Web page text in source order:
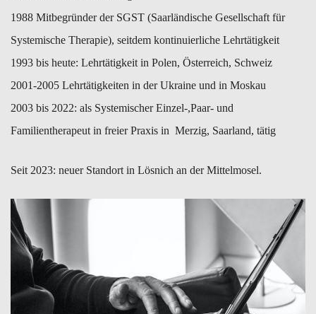
1988 Mitbegründer der SGST (Saarländische Gesellschaft für
Systemische Therapie), seitdem kontinuierliche Lehrtätigkeit
1993 bis heute: Lehrtätigkeit in Polen, Österreich, Schweiz
2001-2005 Lehrtätigkeiten in der Ukraine und in Moskau
2003 bis 2022: als Systemischer Einzel-,Paar- und
Familientherapeut in freier Praxis in Merzig, Saarland, tätig
Seit 2023: neuer Standort in Lösnich an der Mittelmosel.